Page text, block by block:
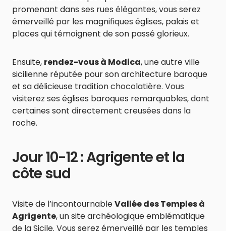
promenant dans ses rues élégantes, vous serez
émerveillé par les magnifiques églises, palais et
places qui témoignent de son passé glorieux.
Ensuite, rendez-vous à Modica, une autre ville
sicilienne réputée pour son architecture baroque
et sa délicieuse tradition chocolatière. Vous
visiterez ses églises baroques remarquables, dont
certaines sont directement creusées dans la
roche.
Jour 10-12 : Agrigente et la
côte sud
Visite de l’incontournableVallée des Temples à
Agrigente, un site archéologique emblématique
de la Sicile. Vous serez émerveillé par les temples